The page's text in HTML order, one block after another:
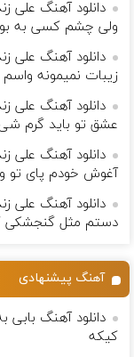
دانلود آهنگ علی
ولی چشم كسی به
دانلود آهنگ علی
زيبات نمیمونه
دانلود آهنگ علی
عشق تو باید گرم
دانلود آهنگ علی
آغوش خودم پای تو
دانلود آهنگ علی
دستم مثل گنجشكی
آهنگ پیشنهادی
دانلود آهنگ بابی
کیکه